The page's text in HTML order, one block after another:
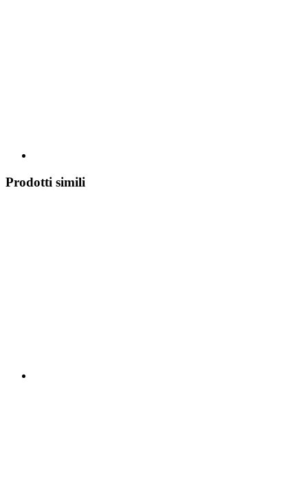
Prodotti simili